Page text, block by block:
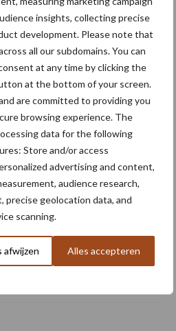
insights, collecting precise
development. Please note that
all our subdomains. You can
at any time by clicking the
at the bottom of your screen.
are committed to providing you
browsing experience. The
data for the following
Store and/or access
advertising and content,
audience research,
precise geolocation data, and
scanning.
afwijzen Alles accepteren
en Escarda
samenwerking
besparen met
“Elke
op de juiste plek”
biedt
in uien en